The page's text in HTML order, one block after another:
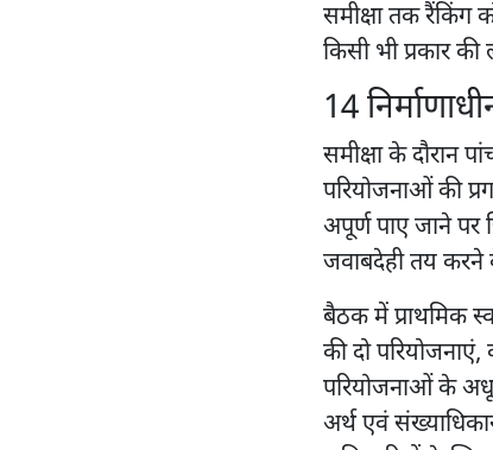
समीक्षा तक रैंकिंग
किसी भी प्रकार की
14
समीक्षा के दौरान
परियोजनाओं की
अपूर्ण पाए जाने पर
जवाबदेही तय करने
बैठक में प्राथमिक
की दो
परियोजनाओं के
अर्थ एवं